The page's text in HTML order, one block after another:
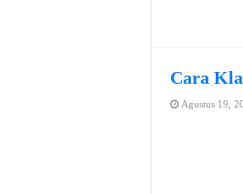
Cara
Agustus 19,